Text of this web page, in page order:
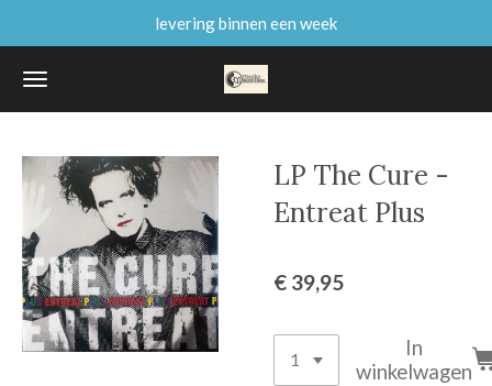
naar
de
levering binnen een week
LP The Cure -
Entreat Plus
€ 39,95
In
winkelwagen